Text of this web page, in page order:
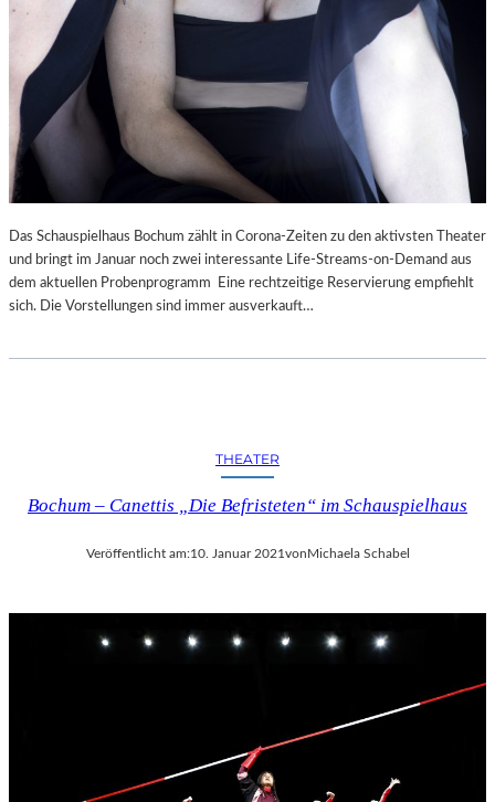
Das Schauspielhaus Bochum zählt in Corona-Zeiten zu den aktivsten Theater
und bringt im Januar noch zwei interessante Life-Streams-on-Demand aus
dem aktuellen Probenprogramm Eine rechtzeitige Reservierung empfiehlt
sich. Die Vorstellungen sind immer ausverkauft…
THEATER
Bochum – Canettis „Die Befristeten“ im Schauspielhaus
Veröffentlicht am:10. Januar 2021vonMichaela Schabel